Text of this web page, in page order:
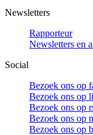
Newsletters
Rapporteur
Newsletters en
Social
Bezoek ons op
Bezoek ons op
Bezoek ons op
Bezoek ons op
Bezoek ons op